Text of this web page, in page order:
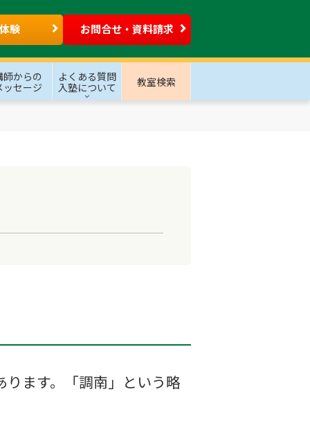
験 お問合せ・資料請求
師からの
ッセージ
よくある質問
入塾について
教室検索
ます。「調南」という略